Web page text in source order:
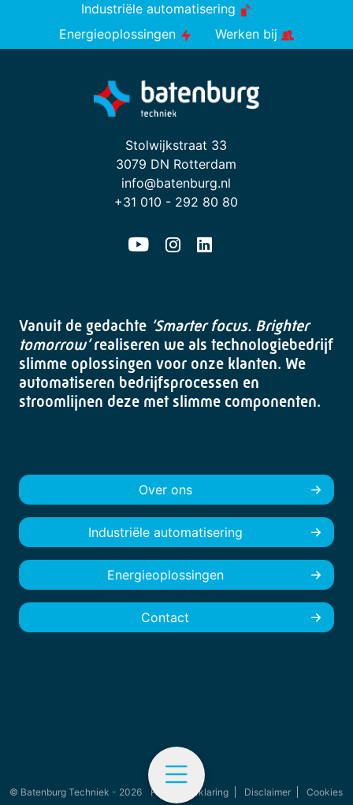
Industriële automatisering
Energieoplossingen
Werken bij
Stolwijkstraat 33
3079 DN Rotterdam
info@batenburg.nl
+31 010 - 292 80 80
Vanuit de gedachte ‘Smarter focus. Brighter
tomorrow’realiseren we als technologiebedrijf
slimme oplossingen voor onze klanten. We
automatiseren bedrijfsprocessen en
stroomlijnen deze met slimme componenten.
Over ons
Industriële automatisering
Energieoplossingen
Contact
© Batenburg Techniek - 2026 Privacyverklaring Disclaimer Cookies